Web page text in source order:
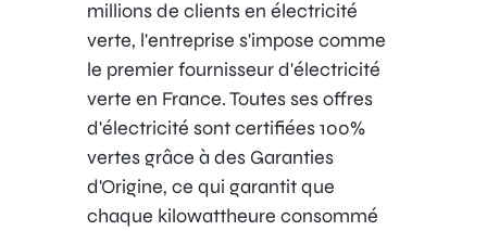
millions de clients en électricité
verte, l'entreprise s'impose comme
le premier fournisseur d'électricité
verte en France. Toutes ses offres
d'électricité sont certifiées 100%
vertes grâce à des Garanties
d'Origine, ce qui garantit que
chaque kilowattheure consommé